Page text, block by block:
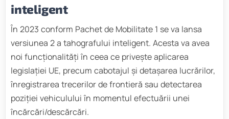
inteligent
În 2023 conform Pachet de Mobilitate 1 se va lansa
versiunea 2 a tahografului inteligent. Acesta va avea
noi funcționalități în ceea ce privește aplicarea
legislației UE, precum cabotajul și detașarea lucrărilor,
înregistrarea trecerilor de frontieră sau detectarea
poziției vehiculului în momentul efectuării unei
încărcări/descărcări.